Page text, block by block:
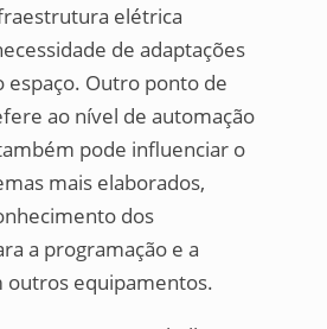
elétrica
de adaptações
espaço. Outro ponto de
ao nível de automação
pode influenciar o
mais elaborados,
dos
a programação e a
outros equipamentos.